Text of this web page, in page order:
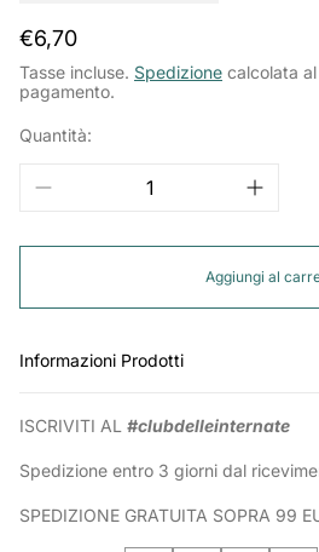
Prezzo
normale
€6,70
Tasse incluse. Spedizione calcolata
pagamento.
Quantità:
Aggiungi al
Informazioni Prodotti
ISCRIVITI AL #clubdelleinternate
Spedizione entro 3 giorni dal
SPEDIZIONE GRATUITA SOPRA 99